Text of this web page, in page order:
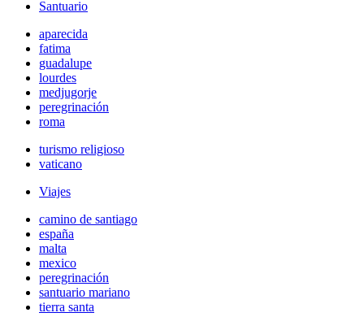
Santuario
aparecida
fatima
guadalupe
lourdes
medjugorje
peregrinación
roma
turismo religioso
vaticano
Viajes
camino de santiago
españa
malta
mexico
peregrinación
santuario mariano
tierra santa